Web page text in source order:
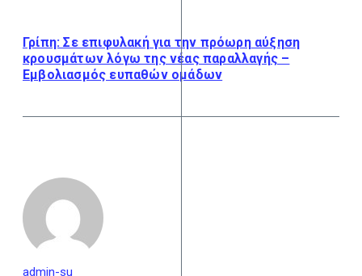
Γρίπη: Σε επιφυλακή για την πρόωρη αύξηση
κρουσμάτων λόγω της νέας παραλλαγής –
Εμβολιασμός ευπαθών ομάδων
admin-su